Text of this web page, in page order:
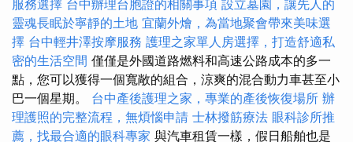
服務選擇 台中辦理台胞證的相關事項 設立墓園，讓先人的
靈魂長眠於寧靜的土地 宜蘭外燴，為當地聚會帶來美味選
擇 台中輕井澤按摩服務 護理之家單人房選擇，打造舒適私
密的生活空間 僅僅是外國道路燃料和高速公路成本的多一
點，您可以獲得一個寬敞的組合，涼爽的混合動力車甚至小
巴一個星期。 台中產後護理之家，專業的產後恢復場所 辦
理護照的完整流程，無煩惱申請 士林撥筋療法 眼科診所推
薦，找最合適的眼科專家 與汽車租賃一樣，假日船舶也是